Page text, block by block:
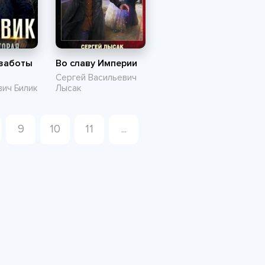
Билик
Во славу Империи
Сергей Васильевич
Лысак
9 10 11 ...